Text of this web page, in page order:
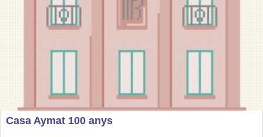
Casa Aymat 100 anys